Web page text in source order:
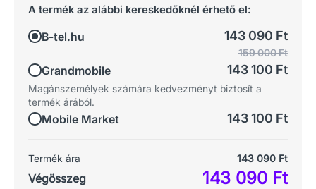
A termék az alábbi kereskedőknél érhető el:
B-tel.hu 143 090 Ft
Grandmobile
159 000 Ft
143 100 Ft
Magánszemélyek számára kedvezményt biztosít a
termék árából.
Mobile Market 143 100 Ft
Termék ára 143 090 Ft
Végösszeg 143 090 Ft